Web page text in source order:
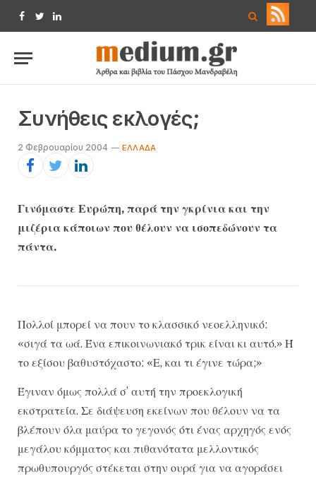
Facebook
TwitterLinkedIn
Συνήθεις εκλογές;
2 Φεβρουαρίου 2004 ΕΛΛΆΔΑ
Γινόμαστε Ευρώπη, παρά την γκρίνια και την
μιζέρια κάποιων που θέλουν να ισοπεδώνουν τα
πάντα.
Πολλοί μπορεί να πουν το κλασσικό νεοελληνικό:
«σιγά τα ωά. Ένα επικοινωνιακό τρικ είναι κι αυτό.» Ή
το εξίσου βαθυστόχαστο: «Ε, και τι έγινε τώρα;»
Έγιναν όμως πολλά σ’ αυτή την προεκλογική
εκστρατεία. Σε διάψευση εκείνων που θέλουν να τα
βλέπουν όλα μαύρα το γεγονός ότι ένας αρχηγός ενός
μεγάλου κόμματος και πιθανότατα μελλοντικός
πρωθυπουργός στέκεται στην ουρά για να αγοράσει